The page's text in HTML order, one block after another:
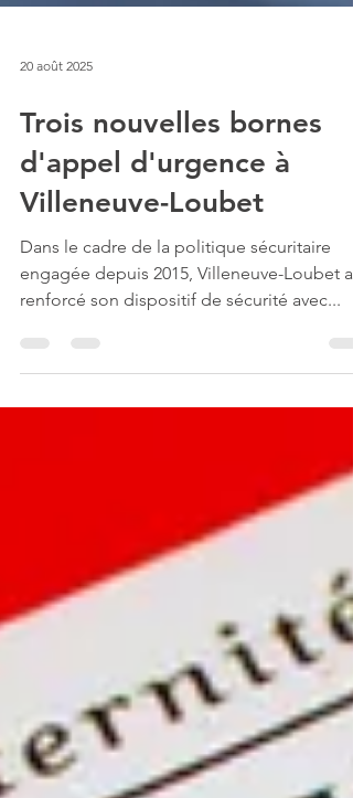
20 août 2025
d'appel d'urgence à
Dans le cadre de la politique sécuritaire
engagée depuis 2015, Villeneuve-Loubet a
renforcé son dispositif de sécurité avec...